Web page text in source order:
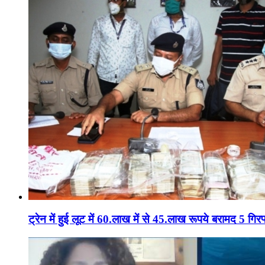
ट्रेन में हुई लूट में 60.लाख में से 45.लाख रूपये बरामद 5